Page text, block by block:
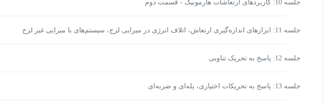
جلسه 10: کاربردهای ارتعاشات هارمونیک - قسمت دوم
جلسه 11: ابزارهای اندازه‌گیری ارتعاش، اتلاف انرژی در میرایی لزج، سیستم‌های با میرایی غیر لزج
جلسه 12: پاسخ به تحریک تناوبی
جلسه 13: پاسخ به تحریکات اختیاری، پله‌ای و ضربه‌ای